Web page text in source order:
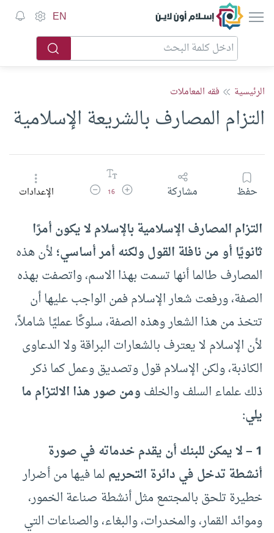
إسلام أون لاين EN
الرئيسية فقه المعاملات
التزام المصارف بالشريعة الإسلامية
حفظ مشاركة زيادة حجم الخط
16 تقليل حجم الخطالإعدادات
التزام المصارف الإسلامية بالإسلام لا يكون أمرًا
ثانويًا أو من نافلة القول ولكنه أمر أساسي؛لأن هذه
المصارف طالما أنها تسمت بهذا الاسم، واتصفت بهذه
الصفة، ورفعت شعار الإسلام فمن الواجب عليها أن
تتخذ من هذا الشعار وهذه الصفة، سلوكًا عمليًا شاملاً،
لأن الإسلام لا يعترف بالشعارات البراقة ولا الدعاوى
الكاذبة، ولكن الإسلام قول وتصديق وعمل كما ذكر
ذلك علماء السلف والخلفومن صور هذا الالتزام ما
يلي:
1 – لا يمكن للبنك أن يقدم خدماته في صورة
أنشطة تدخل في دائرة التحريملما فيها من أضرار
خطيرة تلحق بالمجتمع مثل أنشطة صناعة الخمور،
وموائد القمار، والمخدرات، والبغاء، والصناعات التي